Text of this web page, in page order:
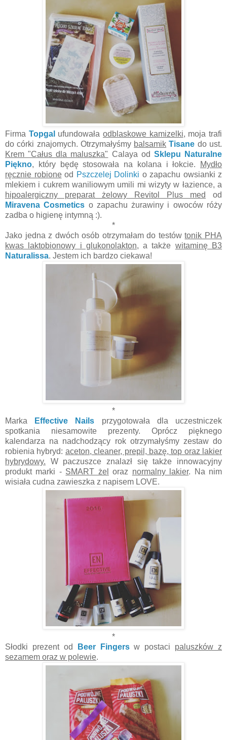
Firma Topgal ufundowałaodblaskowe kamizelki, moja trafi
do córki znajomych. Otrzymałyśmy balsamik Tisane do ust.
Krem "Całus dla maluszka" Calaya od Sklepu Naturalne
Piękno, który będę stosowała na kolana i łokcie.
Mydło
ręcznie robioneod Pszczelej Dolinki o zapachu owsianki z
mlekiem i cukrem waniliowym umili mi wizyty w łazience, a
hipoalergiczny preparat żelowy Revitol Plus med
od
Miravena Cosmetics o zapachu żurawiny i owoców róży
zadba o higienę intymną :).
*
Jako jedna z dwóch osób otrzymałam do testówtonik PHA
kwas laktobionowy i glukonolakton, a także witaminę B3
Naturalissa. Jestem ich bardzo ciekawa!
*
Marka
Effective Nails przygotowała dla uczestniczek
spotkania niesamowite prezenty. Oprócz pięknego
kalendarza na nadchodzący rok otrzymałyśmy zestaw do
robienia hybryd: aceton, cleaner, prepil, bazę, top oraz lakier
hybrydowy. W paczuszce znalazł się także innowacyjny
produkt marki - SMART żel oraz normalny lakier. Na nim
wisiała cudna zawieszka z napisem LOVE.
*
Słodki prezent od
Beer Fingersw postaci paluszków z
sezamem oraz w polewie.